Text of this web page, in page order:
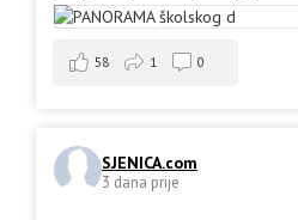
58 1 0
SJENICA.com
3 dana prije